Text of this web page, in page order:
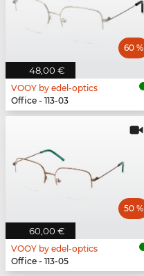
48,00 €
60 %
VOOY by edel-optics
Office - 113-03
60,00 €
50 %
VOOY by edel-optics
Office - 113-05